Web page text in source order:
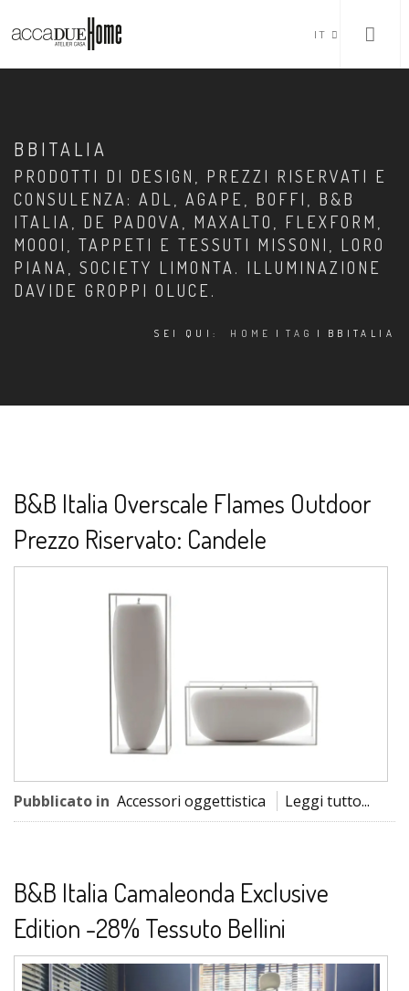
IT
BBITALIA
PRODOTTI DI DESIGN, PREZZI RISERVATI E
CONSULENZA: ADL, AGAPE, BOFFI, B&B
ITALIA, DE PADOVA, MAXALTO, FLEXFORM,
MOOOI, TAPPETI E TESSUTI MISSONI, LORO
PIANA, SOCIETY LIMONTA. ILLUMINAZIONE
DAVIDE GROPPI OLUCE.
SEI QUI: HOME | TAG | BBITALIA
B&B Italia Overscale Flames Outdoor
Prezzo Riservato: Candele
Pubblicato in Accessori oggettistica Leggi tutto...
B&B Italia Camaleonda Exclusive
Edition -28% Tessuto Bellini